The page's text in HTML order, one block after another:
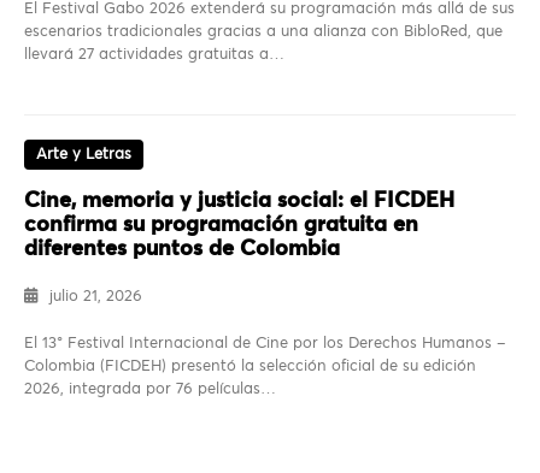
El Festival Gabo 2026 extenderá su programación más allá de sus
escenarios tradicionales gracias a una alianza con BibloRed, que
llevará 27 actividades gratuitas a…
Arte y Letras
Cine, memoria y justicia social: el FICDEH
confirma su programación gratuita en
diferentes puntos de Colombia
julio 21, 2026
El 13° Festival Internacional de Cine por los Derechos Humanos –
Colombia (FICDEH) presentó la selección oficial de su edición
2026, integrada por 76 películas…